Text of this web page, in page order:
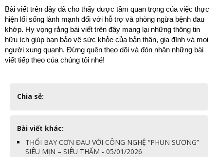
Bài viết trên đây đã cho thấy được tầm quan trọng của việc thực
hiện lối sống lành mạnh đối với hỗ trợ và phòng ngừa bệnh đau
khớp. Hy vọng rằng bài viết trên đây mang lại những thông tin
hữu ích giúp bạn bảo vệ sức khỏe của bản thân, gia đình và mọi
người xung quanh. Đừng quên theo dõi và đón nhận những bài
viết tiếp theo của chúng tôi nhé!
Chia sẻ:
Bài viết khác:
THỔI BAY CƠN ĐAU VỚI CÔNG NGHỆ “PHUN SƯƠNG”
SIÊU MỊN – SIÊU THẤM - 05/01/2026